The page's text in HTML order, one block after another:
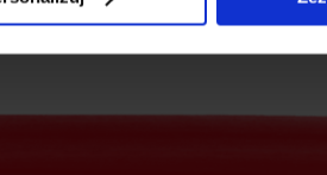
Ochrona